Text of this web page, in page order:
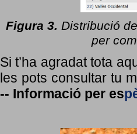
Figura 3. Distribució
per
Si t’ha agradat tota
les pots consultar tu
-- Informació per es